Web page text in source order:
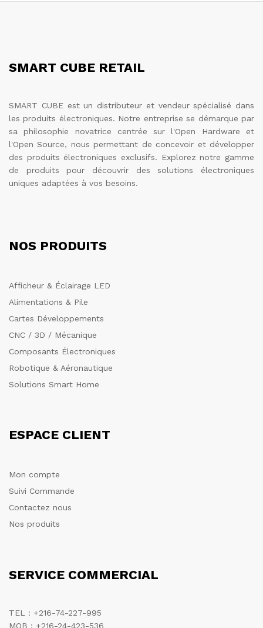
SMART CUBE RETAIL
SMART CUBE est un distributeur et vendeur spécialisé dans
les produits électroniques. Notre entreprise se démarque par
sa philosophie novatrice centrée sur l'Open Hardware et
l'Open Source, nous permettant de concevoir et développer
des produits électroniques exclusifs. Explorez notre gamme
de produits pour découvrir des solutions électroniques
uniques adaptées à vos besoins.
NOS PRODUITS
Afficheur & Éclairage LED
Alimentations & Pile
Cartes Développements
CNC / 3D / Mécanique
Composants Électroniques
Robotique & Aéronautique
Solutions Smart Home
ESPACE CLIENT
Mon compte
Suivi Commande
Contactez nous
Nos produits
SERVICE COMMERCIAL
TEL : +216-74-227-995
MOB : +216-24-423-536